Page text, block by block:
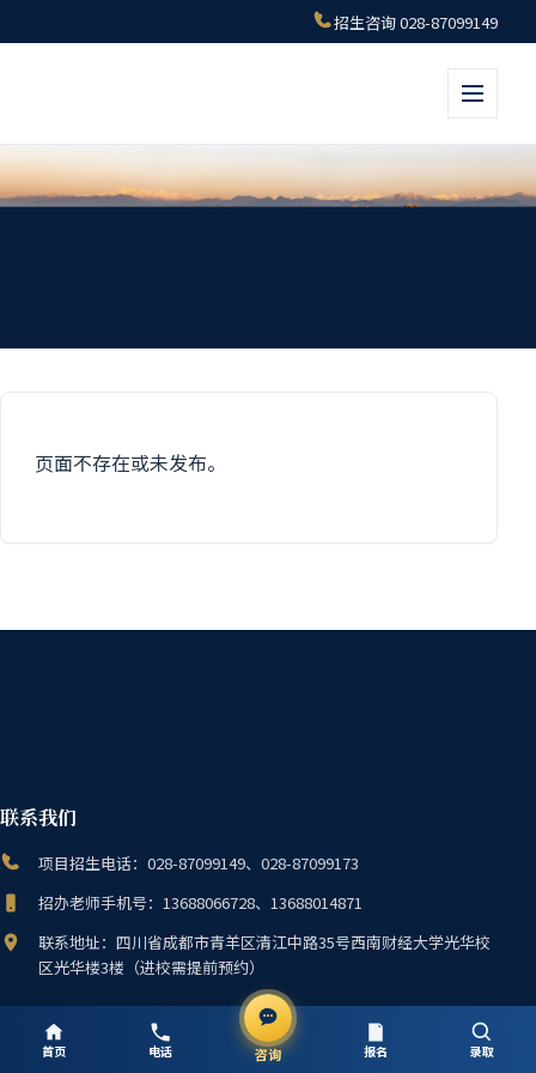
招生咨询 028-87099149
guowai
页面不存在或未发布。
联系我们
项目招生电话：028-87099149、028-87099173
招办老师手机号：13688066728、13688014871
联系地址：四川省成都市青羊区清江中路35号西南财经大学光华校
区光华楼3楼（进校需提前预约）
© 西南财经大学国际本科 鲁ICP备2024093359号-1
首页 电话 咨询 报名 录取